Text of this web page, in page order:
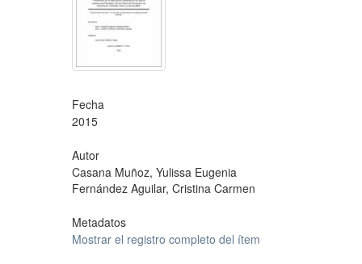
Fecha
2015
Autor
Casana Muñoz, Yulissa Eugenia
Fernández Aguilar, Cristina Carmen
Metadatos
Mostrar el registro completo del ítem